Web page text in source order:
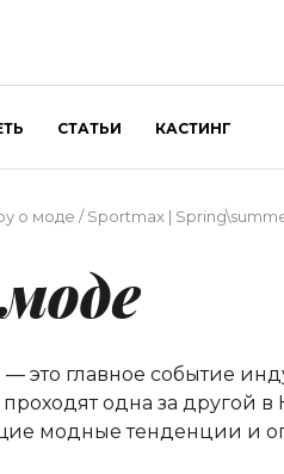
СТАТЬИ КАСТИНГ
о моде /Sportmax |
это главное событие
одна за другой
модные тенденции и